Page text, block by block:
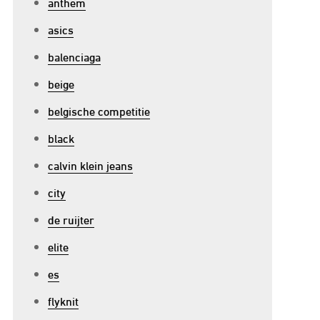
asics
balenciaga
beige
belgische competitie
black
calvin klein jeans
city
de ruijter
elite
es
flyknit